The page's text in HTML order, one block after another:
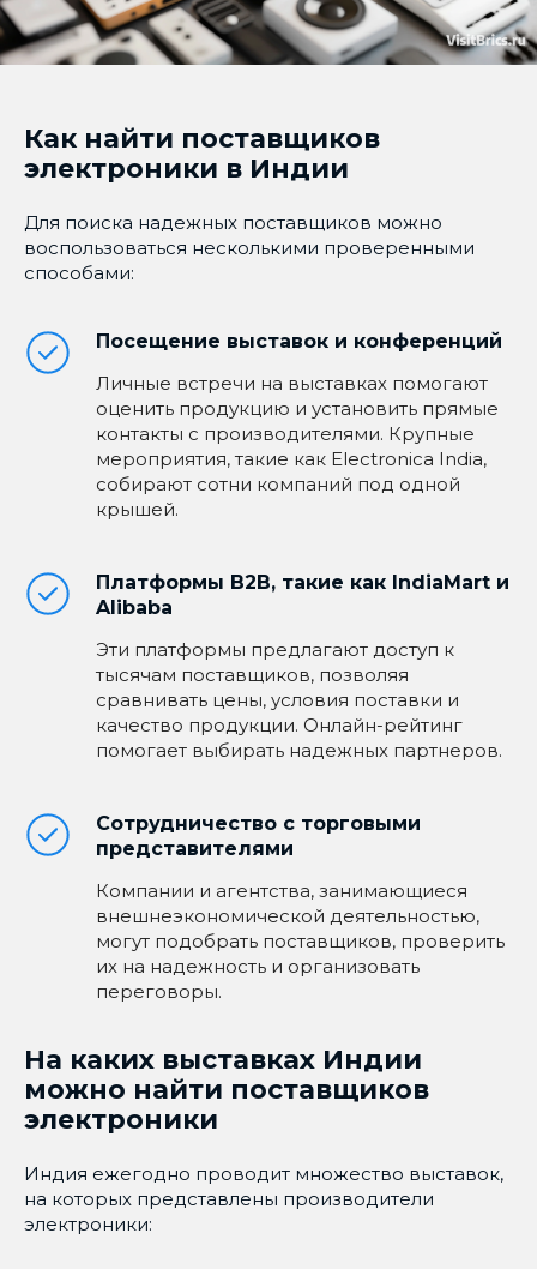
Как найти поставщиков
электроники в Индии
Для поиска надежных поставщиков можно
воспользоваться несколькими проверенными
способами:
Посещение выставок и конференций
Личные встречи на выставках помогают
оценить продукцию и установить прямые
контакты с производителями. Крупные
мероприятия, такие как Electronica India,
собирают сотни компаний под одной
крышей.
Платформы B2B, такие как IndiaMart и
Alibaba
Эти платформы предлагают доступ к
тысячам поставщиков, позволяя
сравнивать цены, условия поставки и
качество продукции. Онлайн-рейтинг
помогает выбирать надежных партнеров.
Сотрудничество с торговыми
представителями
Компании и агентства, занимающиеся
внешнеэкономической деятельностью,
могут подобрать поставщиков, проверить
их на надежность и организовать
переговоры.
На каких выставках Индии
можно найти поставщиков
электроники
Индия ежегодно проводит множество выставок,
на которых представлены производители
электроники: